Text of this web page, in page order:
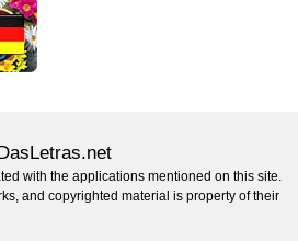
with the applications mentioned on this site.
and copyrighted material is property of their